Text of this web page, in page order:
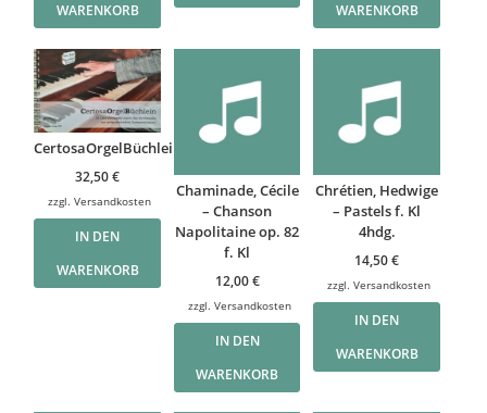
WARENKORB
WARENKORB
CertosaOrgelBüchlein
32,50€
zzgl.Versandkosten
IN DEN
WARENKORB
Chaminade, Cécile
– Chanson
Napolitaine op. 82
f. Kl
12,00€
zzgl. Versandkosten
IN DEN
WARENKORB
Chrétien, Hedwige
– Pastels f. Kl
4hdg.
14,50€
zzgl.Versandkosten
IN DEN
WARENKORB